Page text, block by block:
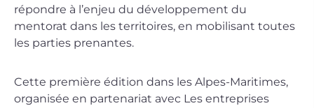
répondre à l’enjeu du développement du
mentorat dans les territoires, en mobilisant toutes
les parties prenantes.
Cette première édition dans les Alpes-Maritimes,
organisée en partenariat avec Les entreprises